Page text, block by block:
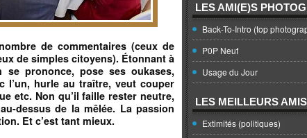
de commentaires (ceux de
de simples citoyens). Étonnant à
se prononce, pose ses oukases,
l’un, hurle au traître, veut couper
etc. Non qu’il faille rester neutre,
dessus de la mêlée. La passion
Et c’est tant mieux.
LES AMI(E)S
Back-To-Intro (top
P0P Neuf
Usage du Jour
LES MEILLEURS
Extimités (politiques)